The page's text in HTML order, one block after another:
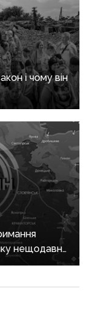
і чому він
нещодавно